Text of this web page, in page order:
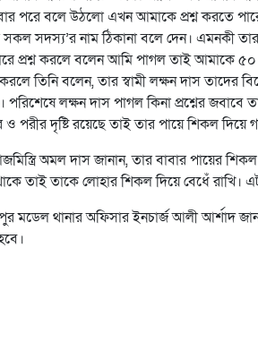
পরে বলে উঠলো এখন আমাকে প্রশ্ন করতে
সকল সদস্য’র নাম ঠিকানা বলে দেন। এমনকী
প্রশ্ন করলে বলেন আমি পাগল তাই আমাকে
করলে তিনি বলেন, তার স্বামী লক্ষন দাস
পরিশেষে লক্ষন দাস পাগল কিনা প্রশ্নের
দৃষ্টি রয়েছে তাই তার পায়ে শিকল দিয়ে
অমল দাস জানান, তার বাবার পায়ের
তাই তাকে লোহার শিকল দিয়ে বেধেঁ রাখি।
মডেল থানার অফিসার ইনচার্জ আলী আর্শাদ